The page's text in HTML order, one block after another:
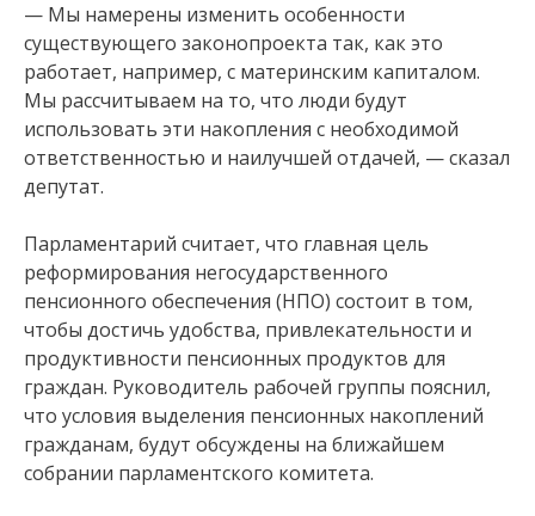
— Мы намерены изменить особенности
существующего законопроекта так, как это
работает, например, с материнским капиталом.
Мы рассчитываем на то, что люди будут
использовать эти накопления с необходимой
ответственностью и наилучшей отдачей, — сказал
депутат.
Парламентарий считает, что главная цель
реформирования негосударственного
пенсионного обеспечения (НПО) состоит в том,
чтобы достичь удобства, привлекательности и
продуктивности пенсионных продуктов для
граждан. Руководитель рабочей группы пояснил,
что условия выделения пенсионных накоплений
гражданам, будут обсуждены на ближайшем
собрании парламентского комитета.